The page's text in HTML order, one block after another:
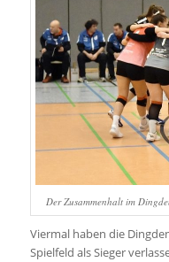
Der Zusammenhalt im
Viermal haben die
Spielfeld als Sieger